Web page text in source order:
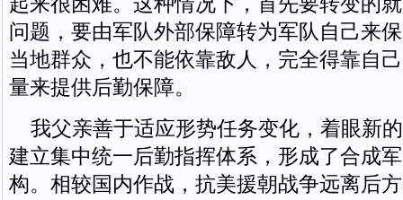
问题，要由军队外部保障转为军队自己来
当地群众，也不能依靠敌人，完全得靠自
量来提供后勤保障。
我父亲善于适应形势任务变化，着眼新
建立集中统一后勤指挥体系，形成了合成
构。相较国内作战，抗美援朝战争远离后